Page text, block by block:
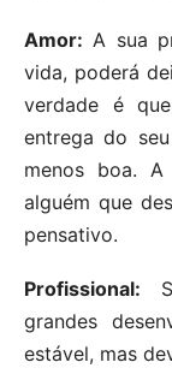
Amor: A sua
vida, poderá
verdade é
entrega do
menos boa.
alguém que
pensativo.
Profissional:
grandes
estável, mas